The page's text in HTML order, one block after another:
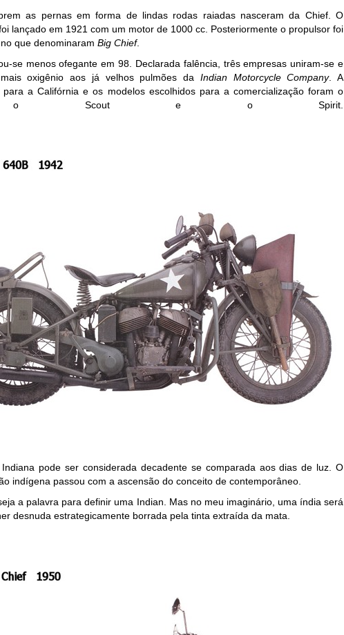
as pernas em forma de lindas rodas raiadas nasceram da Chief. O
lançado em 1921 com um motor de 1000 cc. Posteriormente o propulsor foi
que denominaram Big Chief.
se menos ofegante em 98. Declarada falência, três empresas uniram-se e
oxigênio aos já velhos pulmões da Indian Motorcycle Company. A
para a Califórnia e os modelos escolhidos para a comercialização foram o
o Scout e o Spirit.
pode ser considerada decadente se comparada aos dias de luz. O
indígena passou com a ascensão do conceito de contemporâneo.
a palavra para definir uma Indian. Mas no meu imaginário, uma índia será
desnuda estrategicamente borrada pela tinta extraída da mata.